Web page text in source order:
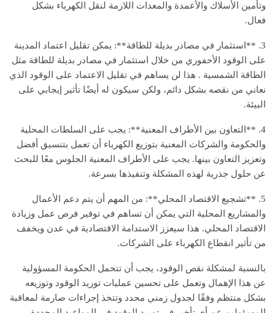
وتأمين الأسلاك والأعمدة والمعدات اللازمة لنقل الكهرباء بشكل
فعال.
3. **استثمار في مصادر بديلة للطاقة**: يمكن تقليل اعتماد المدينة
على الوقود الأحفوري من خلال استثمار في مصادر بديلة للطاقة مثل
الطاقة الشمسية . هذا لن يساهم في تقليل الاعتماد على الوقود الذي
نعاني من نقصه بشكل دائم، ولكن سيكون له أيضًا تأثير إيجابي على
البيئة.
4. **التعاون بين الأطراف المعنية**: يجب على السلطات المحلية
والحكومة والشركات المعنية بتوزيع الكهرباء أن تعمل بتنسيق أفضل
وتعزيز التعاون بينها. يجب على الأطراف المعنية الجلوس معًا للبحث
عن حلول جذرية لهذه المشكلة وتنفيذها بسرعة.
5. **تشجيع الاقتصاد المحلي**: من المهم أن يتم دعم الأعمال
والمشاريع المحلية التي يمكن أن تساهم في توفير فرص عمل وزيادة
الاقتصاد المحلي. هذا سيعزز الاستدامة الاقتصادية في عدن ويخفف
من تأثير انقطاع الكهرباء على الشركات.
بالنسبة لمشكلة نقص الوقود، يجب أن تتحمل الحكومة المسؤولية
عن هذا الإهمال وتعمل على تحسين عمليات توريد الوقود وتوزيعه
بشكل منتظم وفقًا لجدول زمني محدد وتتخذ إجراءات صارمة لمعاقبة